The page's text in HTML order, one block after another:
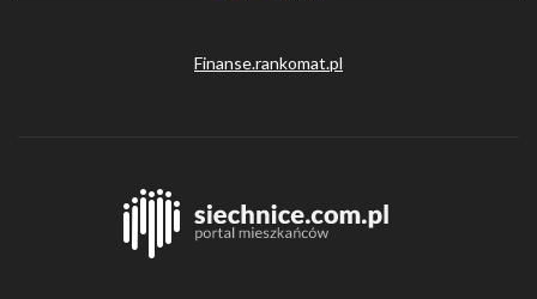
Finanse.rankomat.pl